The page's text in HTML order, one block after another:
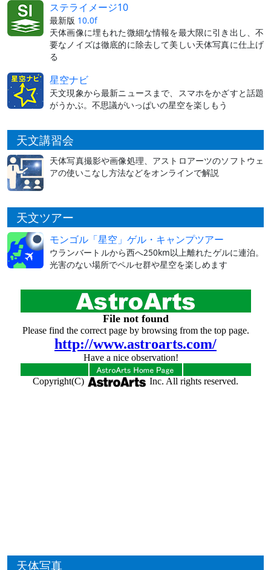
ステライメージ10
最新版 10.0f
天体画像に埋もれた微細な情報を最大限に引き出し、不
要なノイズは徹底的に除去して美しい天体写真に仕上げ
る
星空ナビ
天文現象から最新ニュースまで、スマホをかざすと話題
がうかぶ。不思議がいっぱいの星空を楽しもう
天文講習会
天体写真撮影や画像処理、アストロアーツのソフトウェ
アの使いこなし方法などをオンラインで解説
天文ツアー
モンゴル「星空」ゲル・キャンプツアー
ウランバートルから西へ250km以上離れたゲルに連泊。
光害のない場所でペルセ群や星空を楽しめます
天体写真